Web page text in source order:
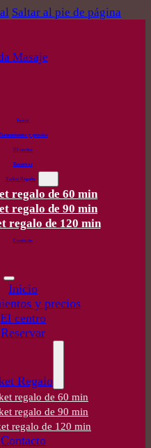
Saltar al pie de página
Inicio
y precios
El centro
Reservar
Ticket Regalo
regalo de 60 min
regalo de 90 min
regalo de 120 min
Contacto
Inicio
y precios
El centro
Reservar
Regalo
regalo de 60 min
regalo de 90 min
regalo de 120 min
Contacto